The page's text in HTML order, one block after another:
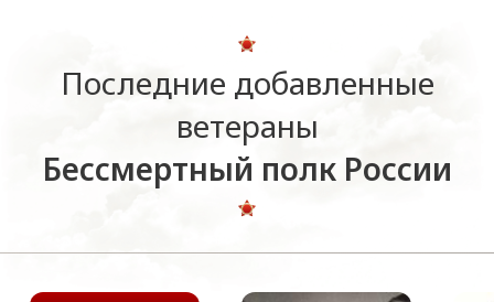
Последние добавленные
ветераны
Бессмертный полк России